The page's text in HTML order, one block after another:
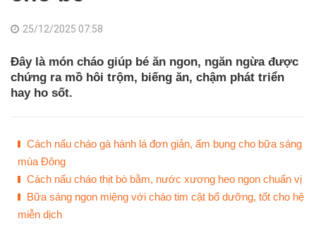
25/12/2025 07:58
Đây là món cháo giúp bé ăn ngon, ngăn ngừa được
chứng ra mồ hôi trộm, biếng ăn, chậm phát triển
hay ho sốt.
Cách nấu cháo gà hành lá đơn giản, ấm bụng cho bữa sáng
mùa Đông
Cách nấu cháo thịt bò bằm, nước xương heo ngon chuẩn vị
Bữa sáng ngon miệng với cháo tim cật bổ dưỡng, tốt cho hệ
miễn dịch